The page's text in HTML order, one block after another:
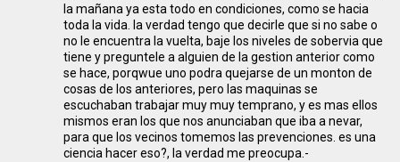
la mañana ya esta todo en condiciones, como se hacia
toda la vida. la verdad tengo que decirle que si no sabe o
no le encuentra la vuelta, baje los niveles de sobervia que
tiene y preguntele a alguien de la gestion anterior como
se hace, porqwue uno podra quejarse de un monton de
cosas de los anteriores, pero las maquinas se
escuchaban trabajar muy muy temprano, y es mas ellos
mismos eran los que nos anunciaban que iba a nevar,
para que los vecinos tomemos las prevenciones. es una
ciencia hacer eso?, la verdad me preocupa.-